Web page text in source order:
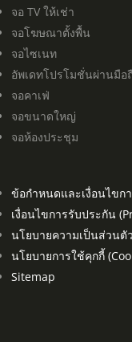
จอ TV ให้เช่า
จอโฆษณาตั้งพื้น
จอไซเนท
อัพเดทโปรโมชั่นผ่านมือ
จอคาเฟ่
จอขนาดใหญ่
จอห้องประชุม
ข้อกำหนดและเงื่อนไขก
เงื่อนไขการรับประกัน
นโยบายความเป็นส่วนตั
นโยบายการใช้คุกกี้
Sitemap